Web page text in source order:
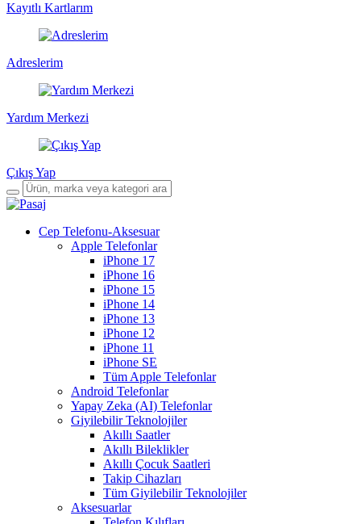
Kayıtlı Kartlarım
Adreslerim
Yardım Merkezi
Çıkış Yap
Cep Telefonu-Aksesuar
Apple Telefonlar
iPhone 17
iPhone 16
iPhone 15
iPhone 14
iPhone 13
iPhone 12
iPhone 11
iPhone SE
Tüm Apple Telefonlar
Android Telefonlar
Yapay Zeka (AI) Telefonlar
Giyilebilir Teknolojiler
Akıllı Saatler
Akıllı Bileklikler
Akıllı Çocuk Saatleri
Takip Cihazları
Tüm Giyilebilir Teknolojiler
Aksesuarlar